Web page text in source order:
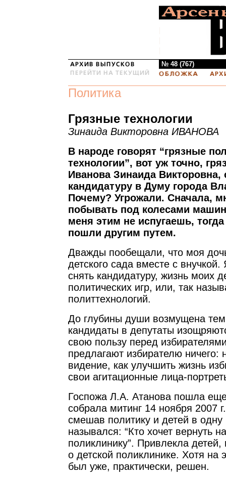
№ 48 (767)
Политика
Грязные технологии
Зинаида Викторовна ИВАНОВА
В народе говорят “грязные
технологии”, вот уж точно,
Иванова Зинаида Викторовна,
кандидатуру в Думу города
Почему? Угрожали. Сначала,
побывать под колесами
меня этим не испугаешь,
пошли другим путем.
Дважды пообещали, что моя
детского сада вместе с
снять кандидатуру, жизнь моих
политических игр, или, так
политтехнологий.
До глубины души возмущена
кандидаты в депутаты
свою пользу перед
предлагают избирателю ничего:
видение, как улучшить жизнь
свои агитационные лица-
Госпожа Л.А. Атанова пошла
собрала митинг 14 ноября 2007
смешав политику и детей в одну
назывался: “Кто хочет вернуть
поликлинику”. Привлекла
о детской поликлинике. Хотя на
был уже, практически, решен.